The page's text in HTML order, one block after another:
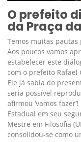
O prefeito
da Praça
Temos muitas
Aos poucos vamos
estabelecer este
com o prefeito Rafael
Ele já sabia do
seria possível
afirmou ‘vamos
Estadual em seu
Mestre em Filosofia
consolidou-se como